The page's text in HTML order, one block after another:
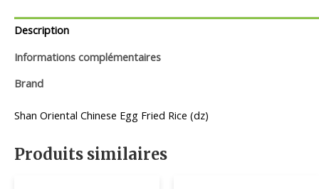
Description
Informations complémentaires
Brand
Shan Oriental Chinese Egg Fried Rice (dz)
Produits similaires